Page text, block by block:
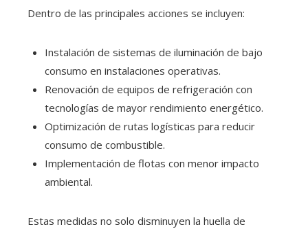
Dentro de las principales acciones se incluyen:
Instalación de sistemas de iluminación de bajo
consumo en instalaciones operativas.
Renovación de equipos de refrigeración con
tecnologías de mayor rendimiento energético.
Optimización de rutas logísticas para reducir
consumo de combustible.
Implementación de flotas con menor impacto
ambiental.
Estas medidas no solo disminuyen la huella de